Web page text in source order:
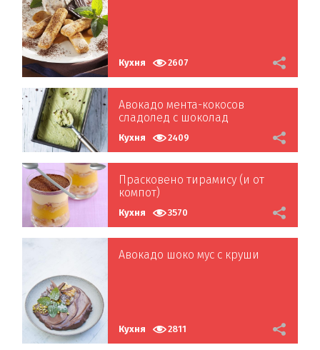
Кухня 2607
Авокадо мента-кокосов
сладолед с шоколад
Кухня 2409
Прасковено тирамису (и от
компот)
Кухня 3570
Авокадо шоко мус с круши
Кухня 2811